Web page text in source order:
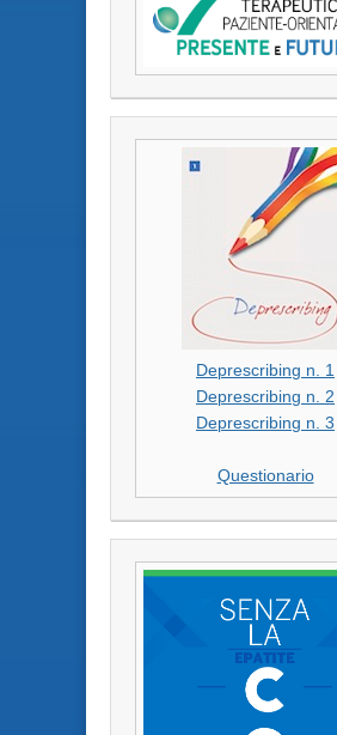
Deprescribing n. 1
Deprescribing n. 2
Deprescribing n. 3
Questionario